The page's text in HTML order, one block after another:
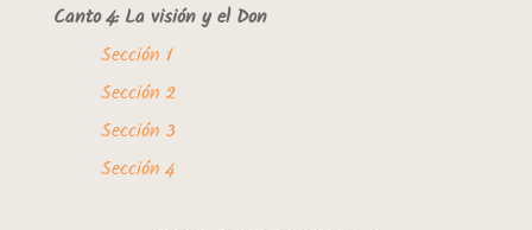
Canto 4: La visión y el Don
Sección 1
Sección 2
Sección 3
Sección 4